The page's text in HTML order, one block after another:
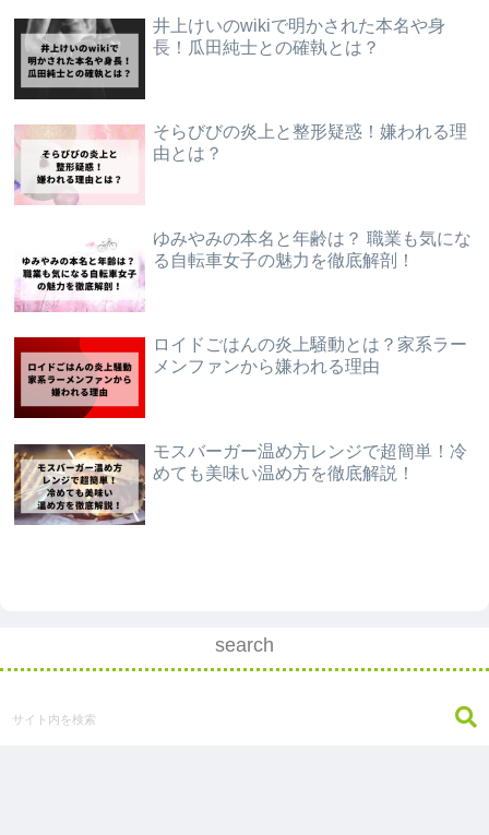
井上けいのwikiで明かされた本名や身
長！瓜田純士との確執とは？
そらびびの炎上と整形疑惑！嫌われる理
由とは？
ゆみやみの本名と年齢は？ 職業も気にな
る自転車女子の魅力を徹底解剖！
ロイドごはんの炎上騒動とは？家系ラー
メンファンから嫌われる理由
モスバーガー温め方レンジで超簡単！冷
めても美味い温め方を徹底解説！
search